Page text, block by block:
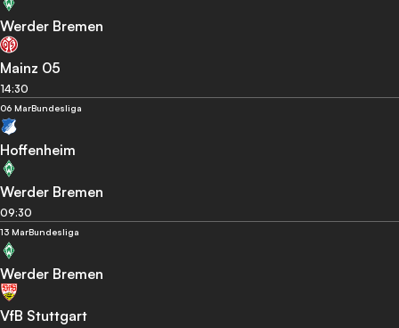
Werder Bremen
Mainz 05
14:30
06 MarBundesliga
Hoffenheim
Werder Bremen
09:30
13 MarBundesliga
Werder Bremen
VfB Stuttgart